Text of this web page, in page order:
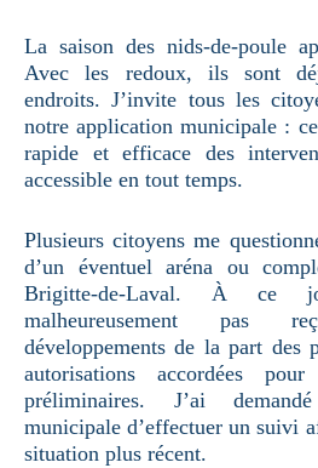
La saison des nids-de-poule
Avec les redoux, ils sont
endroits. J’invite tous les
notre application municipale :
rapide et efficace des
accessible en tout temps.
Plusieurs citoyens me
d’un éventuel aréna ou
Brigitte-de-Laval. À ce
malheureusement pas
développements de la part des
autorisations accordées pour
préliminaires. J’ai
municipale d’effectuer un suivi
situation plus récent.